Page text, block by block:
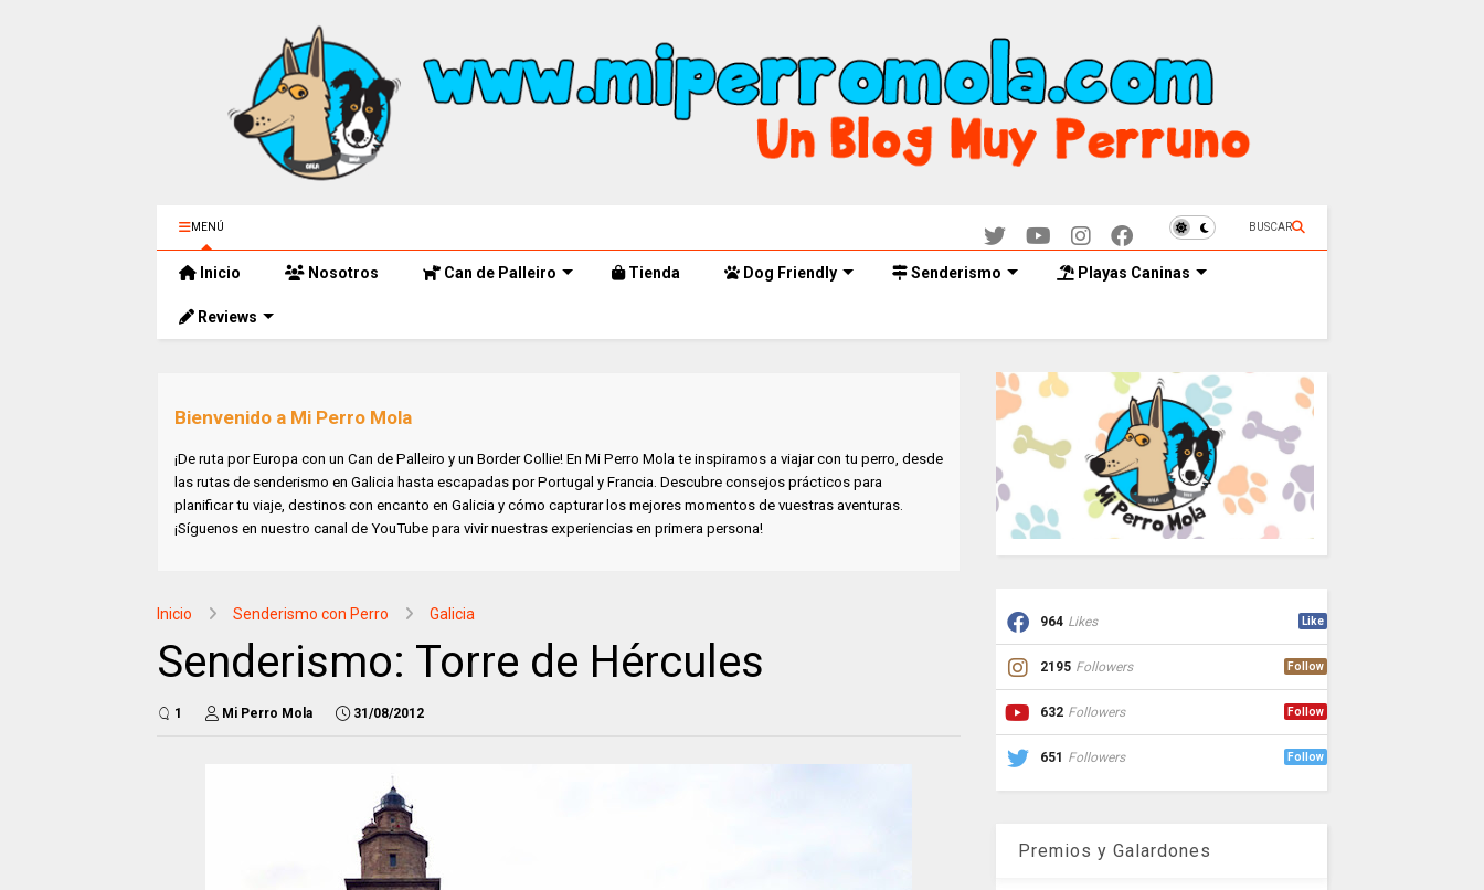
MENÚ BUSCAR
Inicio Nosotros Can de Palleiro Tienda Dog Friendly Senderismo Playas Caninas
Reviews
Bienvenido a Mi Perro Mola
¡De ruta por Europa con un Can de Palleiro y un Border Collie! En Mi Perro Mola te inspiramos a viajar con tu perro, desde
las rutas de senderismo en Galicia hasta escapadas por Portugal y Francia. Descubre consejos prácticos para
planificar tu viaje, destinos con encanto en Galicia y cómo capturar los mejores momentos de vuestras aventuras.
¡Síguenos en nuestro canal de YouTube para vivir nuestras experiencias en primera persona!
Inicio Senderismo con Perro Galicia
Senderismo: Torre de Hércules
1 Mi Perro Mola 31/08/2012
964 Likes Like
2195 Followers Follow
632 Followers Follow
651 Followers Follow
Premios y Galardones